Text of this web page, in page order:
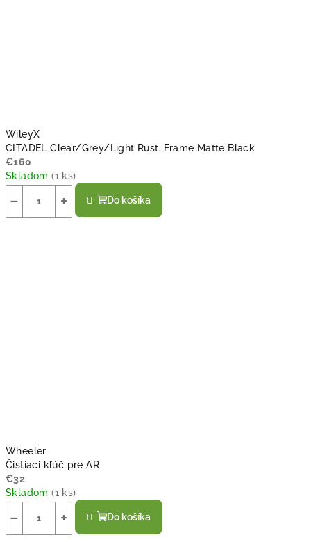
CITADEL Clear/Grey/Light Rust, Frame Matte Black
WileyX
€160
Skladom(1 ks)
+
− Do košíka
Čistiaci kľúč pre AR
Wheeler
€32
Skladom(1 ks)
+
− Do košíka